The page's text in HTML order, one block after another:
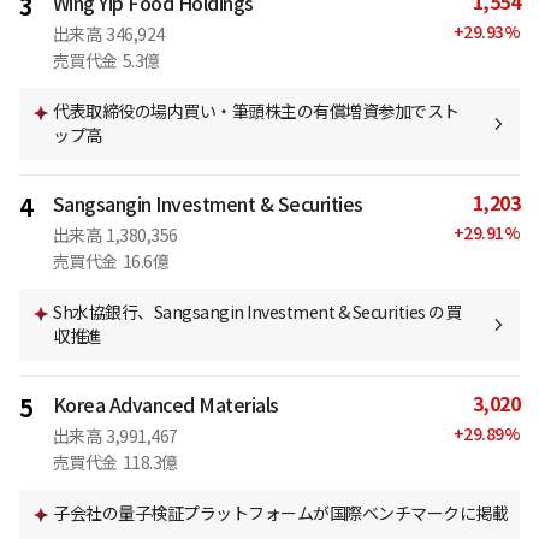
3
出来高 346,924
売買代金 5.3億
+29.93%
代表取締役の場内買い・筆頭株主の有償増資参加でスト
ップ高
4 Sangsangin Investment & Securities
出来高 1,380,356
売買代金 16.6億
1,203
+29.91%
Sh水協銀行、Sangsangin Investment & Securities の買
収推進
5 Korea Advanced Materials
出来高 3,991,467
売買代金 118.3億
3,020
+29.89%
子会社の量子検証プラットフォームが国際ベンチマークに掲載